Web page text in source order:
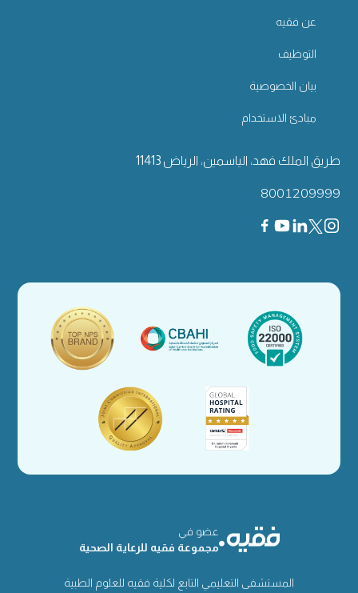
عن فقيه
التوظيف
بيان الخصوصية
مبادئ الاستخدام
طريق الملك فهد، الياسمين، الرياض 11413
8001209999
عضو في
مجموعة فقيه للرعاية الصحية
المستشفى التعليمي التابع لكلية فقيه للعلوم الطبية